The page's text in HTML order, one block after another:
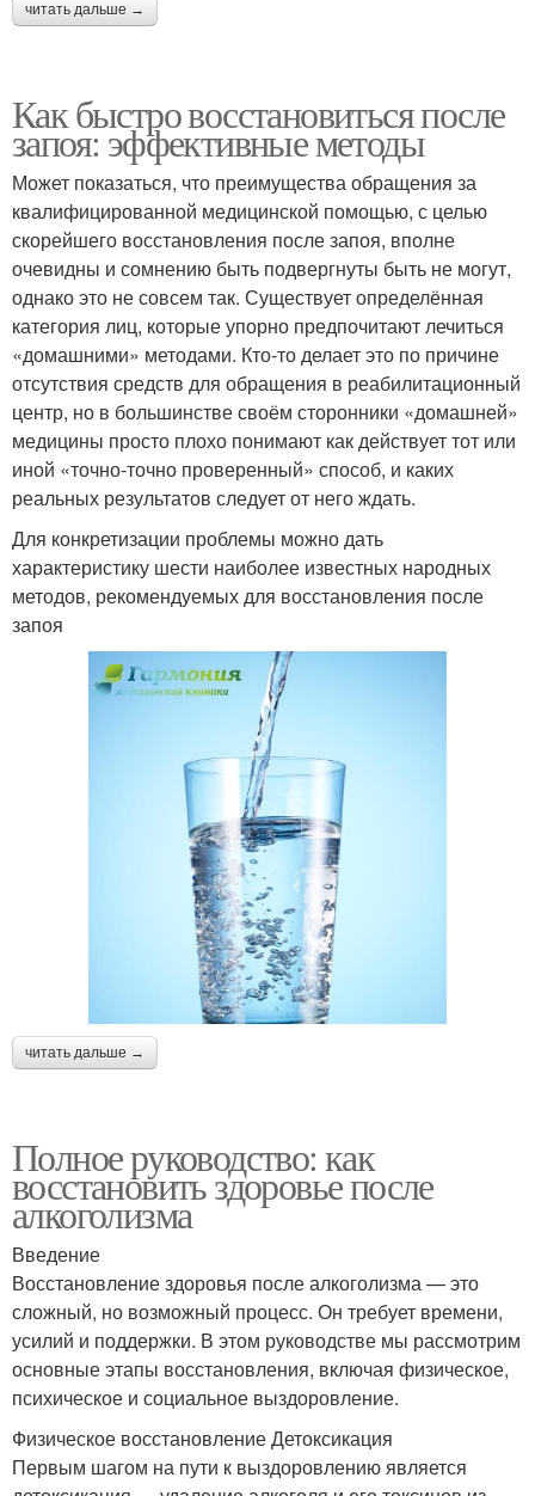
читать дальше →
Как быстро восстановиться после
запоя: эффективные методы
Может показаться, что преимущества обращения за
квалифицированной медицинской помощью, с целью
скорейшего восстановления после запоя, вполне
очевидны и сомнению быть подвергнуты быть не могут,
однако это не совсем так. Существует определённая
категория лиц, которые упорно предпочитают лечиться
«домашними» методами. Кто-то делает это по причине
отсутствия средств для обращения в реабилитационный
центр, но в большинстве своём сторонники «домашней»
медицины просто плохо понимают как действует тот или
иной «точно-точно проверенный» способ, и каких
реальных результатов следует от него ждать.
Для конкретизации проблемы можно дать
характеристику шести наиболее известных народных
методов, рекомендуемых для восстановления после
запоя
читать дальше →
Полное руководство: как
восстановить здоровье после
алкоголизма
Введение
Восстановление здоровья после алкоголизма — это
сложный, но возможный процесс. Он требует времени,
усилий и поддержки. В этом руководстве мы рассмотрим
основные этапы восстановления, включая физическое,
психическое и социальное выздоровление.
Физическое восстановление Детоксикация
Первым шагом на пути к выздоровлению является